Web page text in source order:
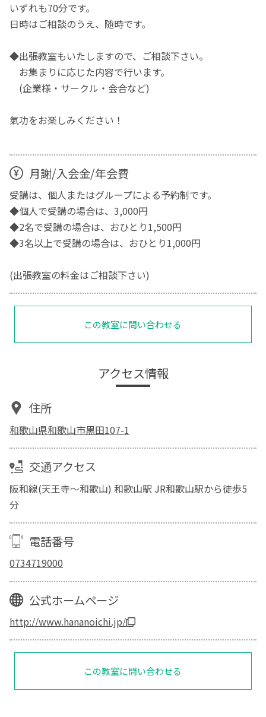
いずれも70分です。
日時はご相談のうえ、随時です。
◆出張教室もいたしますので、ご相談下さい。
お集まりに応じた内容で行います。
(企業様・サークル・会合など)
氣功をお楽しみください！
月謝/入会金/年会費
受講は、個人またはグループによる予約制です。
◆個人で受講の場合は、3,000円
◆2名で受講の場合は、おひとり1,500円
◆3名以上で受講の場合は、おひとり1,000円
(出張教室の料金はご相談下さい)
この教室に問い合わせる
アクセス情報
住所
和歌山県和歌山市黒田107-1
交通アクセス
阪和線(天王寺～和歌山) 和歌山駅 JR和歌山駅から徒歩5
分
電話番号
0734719000
公式ホームページ
http://www.hananoichi.jp/
この教室に問い合わせる